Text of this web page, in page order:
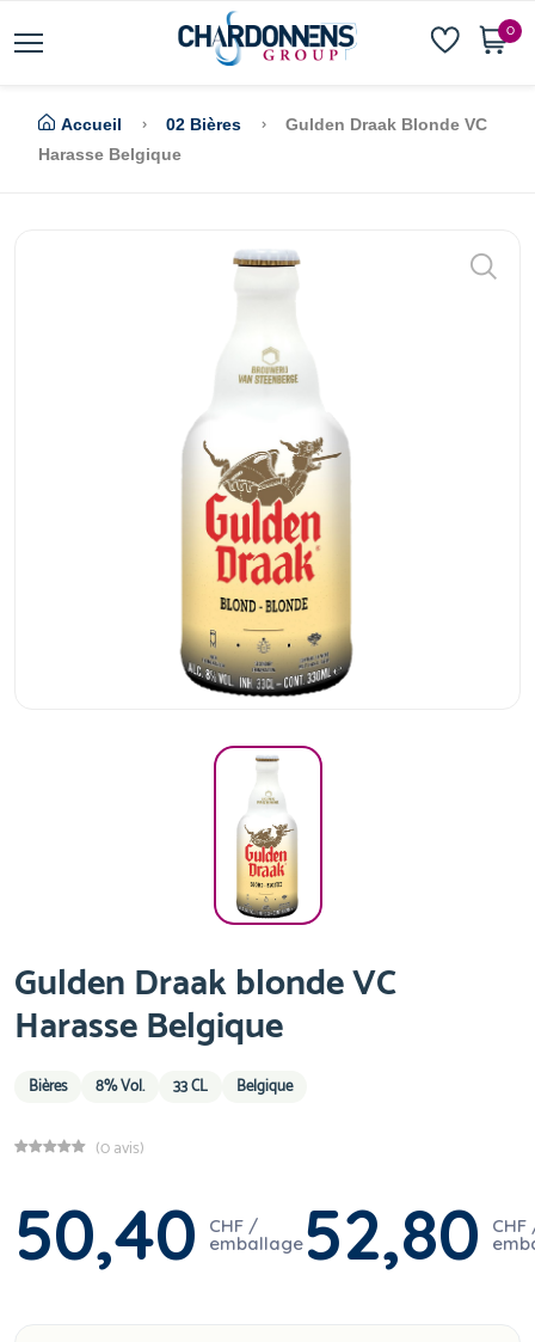
0
Accueil 02 Bières
Gulden Draak Blonde VC
Harasse Belgique
Gulden Draak blonde VC
Harasse Belgique
Bières 8% Vol. 33 CL Belgique
(0 avis)
50,40 CHF /
emballage52,80 CHF